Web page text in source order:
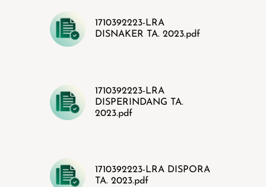
1710392223-LRA
DISNAKER TA. 2023.pdf
1710392223-LRA
DISPERINDANG TA.
2023.pdf
1710392223-LRA DISPORA
TA. 2023.pdf